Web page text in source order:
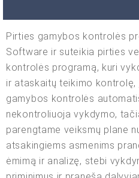
Pirties gamybos kontrolės
Software ir suteikia pirties
kontrolės programą, kuri
ir ataskaitų teikimo kontrolę,
gamybos kontrolės
nekontroliuoja vykdymo,
parengtame veiksmų plane
atsakingiems asmenims
ėmimą ir analizę, stebi